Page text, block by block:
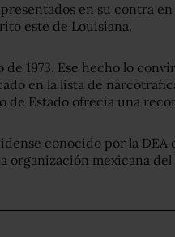
en su contra en
este de Louisiana.
de 1973. Ese hecho lo
en la lista de
de Estado ofrecía una
conocido por la DEA
organización mexicana del